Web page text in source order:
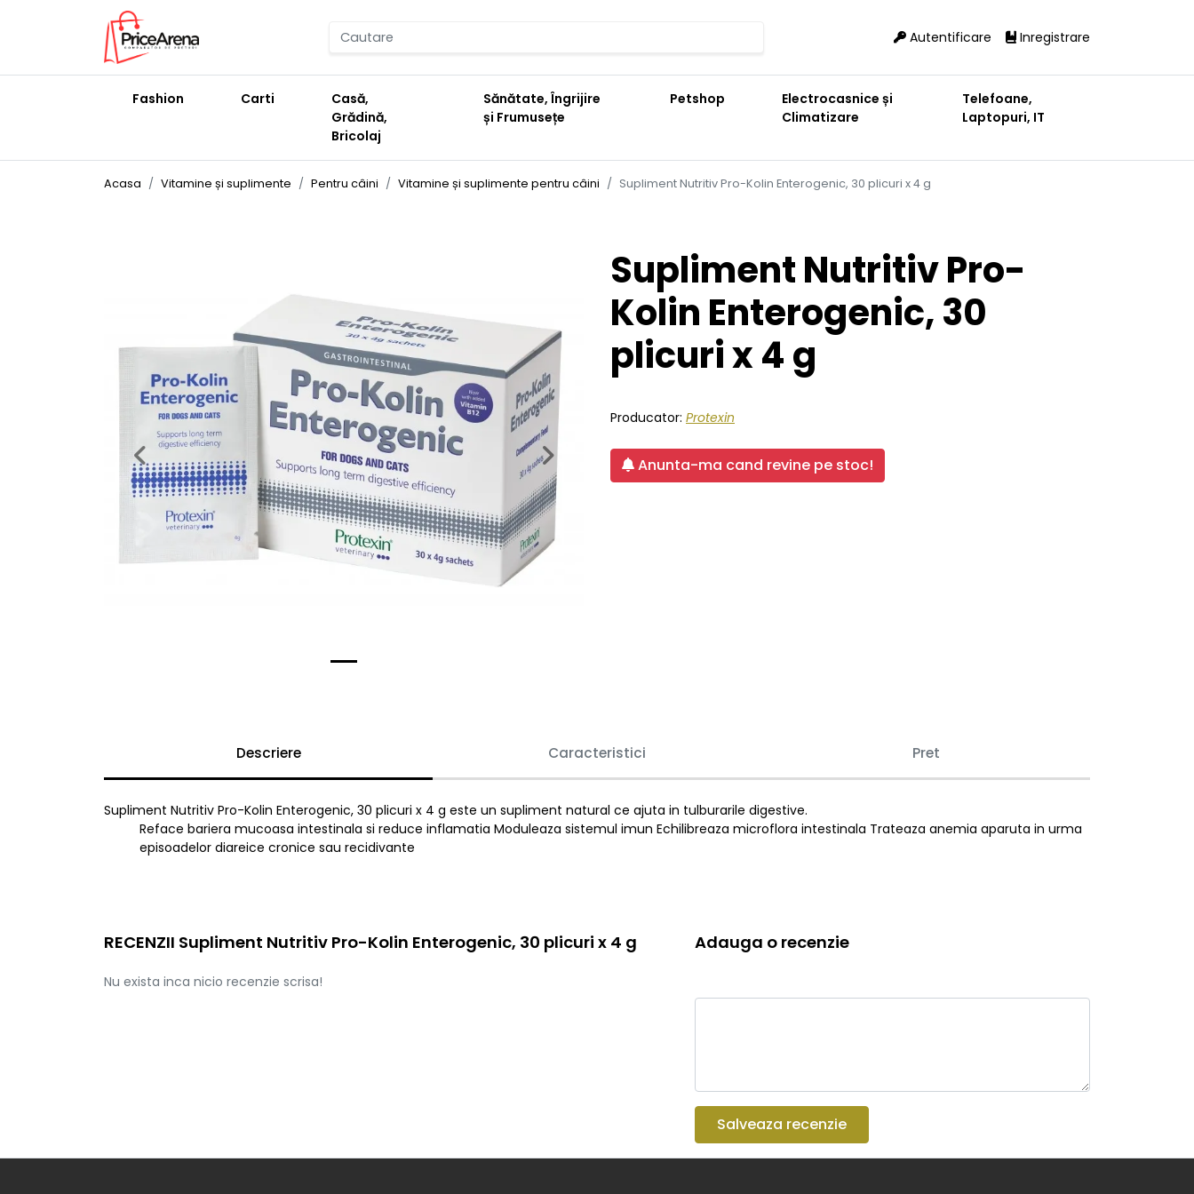
Autentificare Inregistrare
Fashion Carti
Casă,
Grădină,
Bricolaj
Sănătate, Îngrijire
și Frumusețe
Petshop
Electrocasnice și
Climatizare
Telefoane,
Laptopuri, IT
Acasa Vitamine și suplimente Pentru câini Vitamine și suplimente pentru câini Supliment Nutritiv Pro-Kolin Enterogenic, 30 plicuri x 4 g
Previous Next
Supliment Nutritiv Pro-
Kolin Enterogenic, 30
plicuri x 4 g
Producator: Protexin
Anunta-ma cand revine pe stoc!
Descriere Caracteristici Pret
Supliment Nutritiv Pro-Kolin Enterogenic, 30 plicuri x 4 g este un supliment natural ce ajuta in tulburarile digestive.
Reface bariera mucoasa intestinala si reduce inflamatia Moduleaza sistemul imun Echilibreaza microflora intestinala Trateaza anemia aparuta in urma
episoadelor diareice cronice sau recidivante
RECENZII Supliment Nutritiv Pro-Kolin Enterogenic, 30 plicuri x 4 g
Nu exista inca nicio recenzie scrisa!
Adauga o recenzie
Salveaza recenzie